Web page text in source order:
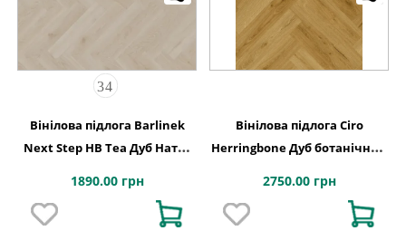
Вінілова підлога Barlinek
Next Step HB Tea Дуб Натур
1890.00 грн
Вінілова підлога Ciro
Herringbone Дуб ботанічний
2750.00 грн